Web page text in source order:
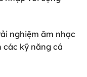
nghiệm âm nhạc
các kỹ năng cá